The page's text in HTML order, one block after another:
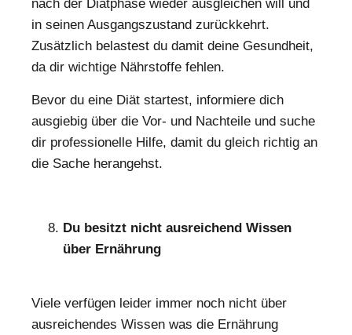
nach der Diätphase wieder ausgleichen will und
in seinen Ausgangszustand zurückkehrt.
Zusätzlich belastest du damit deine Gesundheit,
da dir wichtige Nährstoffe fehlen.
Bevor du eine Diät startest, informiere dich
ausgiebig über die Vor- und Nachteile und suche
dir professionelle Hilfe, damit du gleich richtig an
die Sache herangehst.
Du besitzt nicht ausreichend Wissen
über Ernährung
Viele verfügen leider immer noch nicht über
ausreichendes Wissen was die Ernährung